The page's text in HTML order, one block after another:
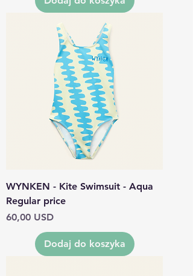
WYNKEN - Kite Swimsuit - Aqua
Regular price
Cena
60,00 USD
Dodaj do koszyka